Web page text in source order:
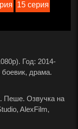
15 серия
Год: 2014-
драма.
Пеше. Озвучка на
AlexFilm,